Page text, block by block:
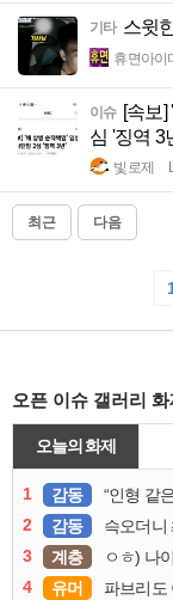
기타 스윗
휴면아이
이슈 [속보
심 '징역 3
빛로제
최근 다음
오픈 이슈 갤러리
오늘의 화제
1 감동 “인형 같은
2
감동 슥오더니 촤
3
계층 ㅇㅎ) 나
4
유머 파브리도